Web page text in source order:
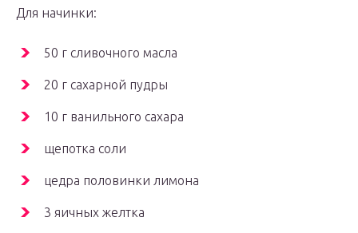
Для начинки:
50 г сливочного масла
20 г сахарной пудры
10 г ванильного сахара
щепотка соли
цедра половинки лимона
3 яичных желтка